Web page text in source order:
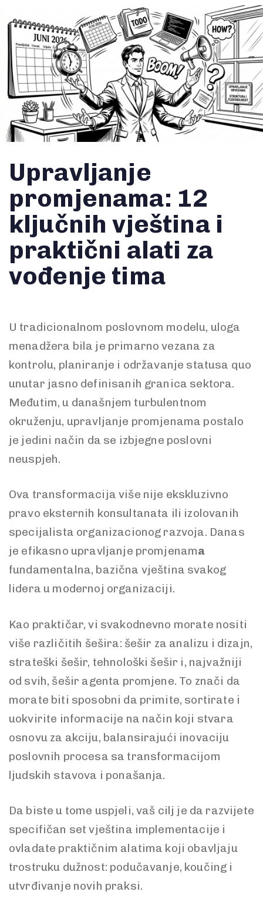
Upravljanje
promjenama: 12
ključnih vještina i
praktični alati za
vođenje tima
U tradicionalnom poslovnom modelu, uloga
menadžera bila je primarno vezana za
kontrolu, planiranje i održavanje statusa quo
unutar jasno definisanih granica sektora.
Međutim, u današnjem turbulentnom
okruženju, upravljanje promjenama postalo
je jedini način da se izbjegne poslovni
neuspjeh.
Ova transformacija više nije ekskluzivno
pravo eksternih konsultanata ili izolovanih
specijalista organizacionog razvoja. Danas
je efikasno upravljanje promjenama
fundamentalna, bazična vještina svakog
lidera u modernoj organizaciji.
Kao praktičar, vi svakodnevno morate nositi
više različitih šešira: šešir za analizu i dizajn,
strateški šešir, tehnološki šešir i, najvažniji
od svih, šešir agenta promjene. To znači da
morate biti sposobni da primite, sortirate i
uokvirite informacije na način koji stvara
osnovu za akciju, balansirajući inovaciju
poslovnih procesa sa transformacijom
ljudskih stavova i ponašanja.
Da biste u tome uspjeli, vaš cilj je da razvijete
specifičan set vještina implementacije i
ovladate praktičnim alatima koji obavljaju
trostruku dužnost: podučavanje, koučing i
utvrđivanje novih praksi.